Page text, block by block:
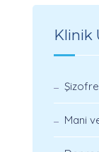
Klinik
Mani